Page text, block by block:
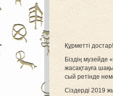
Құрметті достар!
Біздің
жасақтауға
сый ретінде
Сіздерді 2019